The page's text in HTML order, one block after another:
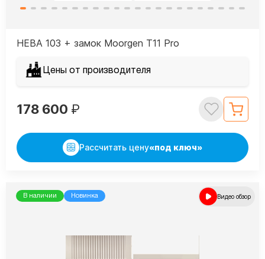
НЕВА 103 + замок Moorgen T11 Рro
Цены от производителя
178 600 ₽
Рассчитать цену«под ключ»
В наличии Новинка Видео обзор